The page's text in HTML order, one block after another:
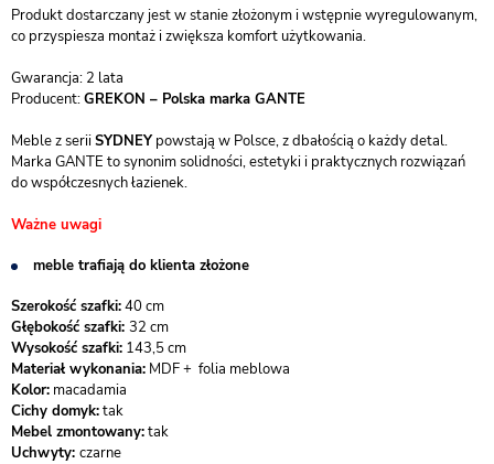
Produkt dostarczany jest w stanie złożonym i wstępnie wyregulowanym,
co przyspiesza montaż i zwiększa komfort użytkowania.
Gwarancja: 2 lata
Producent:GREKON – Polska marka GANTE
Meble z seriiSYDNEYpowstają w Polsce, z dbałością o każdy detal.
Marka GANTE to synonim solidności, estetyki i praktycznych rozwiązań
do współczesnych łazienek.
Ważne uwagi
meble trafiają do klienta złożone
Szerokość szafki:40 cm
Głębokość szafki: 32 cm
Wysokość szafki: 143,5 cm
Materiał wykonania: MDF + folia meblowa
Kolor: macadamia
Cichy domyk:tak
Mebel zmontowany:tak
Uchwyty: czarne